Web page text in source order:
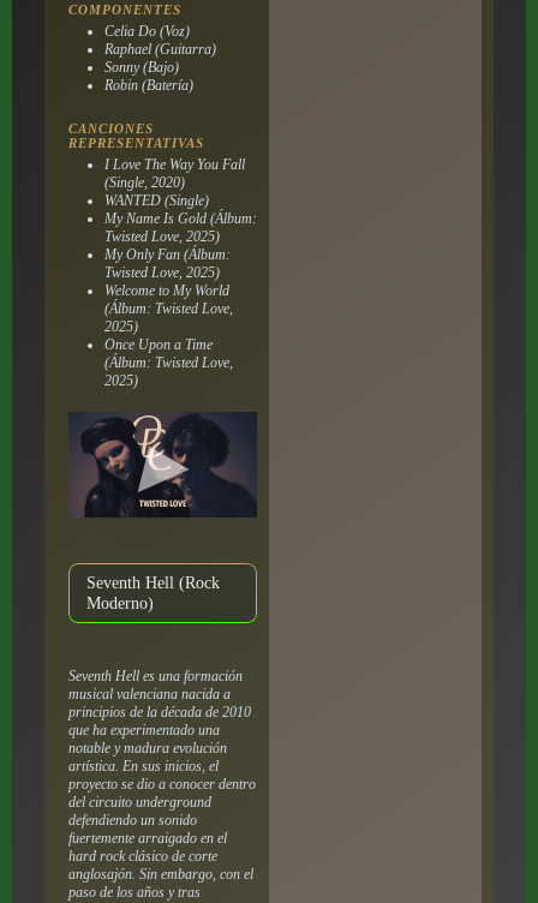
COMPONENTES
Celia Do (Voz)
Raphael (Guitarra)
Sonny (Bajo)
Robin (Batería)
CANCIONES
REPRESENTATIVAS
I Love The Way You Fall
(Single, 2020)
WANTED (Single)
My Name Is Gold (Álbum:
Twisted Love, 2025)
My Only Fan (Álbum:
Twisted Love, 2025)
Welcome to My World
(Álbum: Twisted Love,
2025)
Once Upon a Time
(Álbum: Twisted Love,
2025)
Seventh Hell (Rock
Moderno)
Seventh Hell es una formación
musical valenciana nacida a
principios de la década de 2010
que ha experimentado una
notable y madura evolución
artística. En sus inicios, el
proyecto se dio a conocer dentro
del circuito underground
defendiendo un sonido
fuertemente arraigado en el
hard rock clásico de corte
anglosajón. Sin embargo, con el
paso de los años y tras